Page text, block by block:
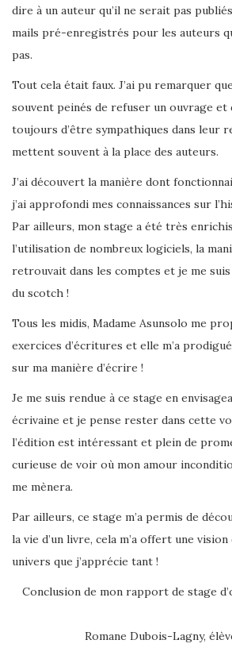
dire à un auteur qu’il ne serait pas
mails pré-enregistrés pour les auteurs
pas.
Tout cela était faux. J’ai pu remarquer
souvent peinés de refuser un ouvrage et
toujours d’être sympathiques dans leur
mettent souvent à la place des auteurs.
J’ai découvert la manière dont
j’ai approfondi mes connaissances sur
Par ailleurs, mon stage a été très
l’utilisation de nombreux logiciels, la
retrouvait dans les comptes et je me suis
du scotch !
Tous les midis, Madame Asunsolo me
exercices d’écritures et elle m’a
sur ma manière d’écrire !
Je me suis rendue à ce stage en
écrivaine et je pense rester dans cette
l’édition est intéressant et plein de
curieuse de voir où mon amour
me mènera.
Par ailleurs, ce stage m’a permis de
la vie d’un livre, cela m’a offert une
univers que j’apprécie tant !
Conclusion de mon rapport de stage
Romane Dubois-Lagny,